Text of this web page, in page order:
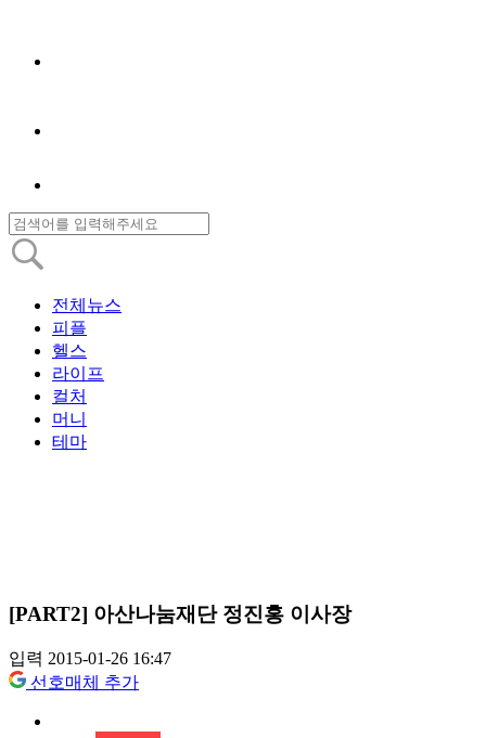
전체뉴스
피플
헬스
라이프
컬처
머니
테마
[PART2] 아산나눔재단 정진홍 이사장
입력 2015-01-26 16:47
선호매체 추가